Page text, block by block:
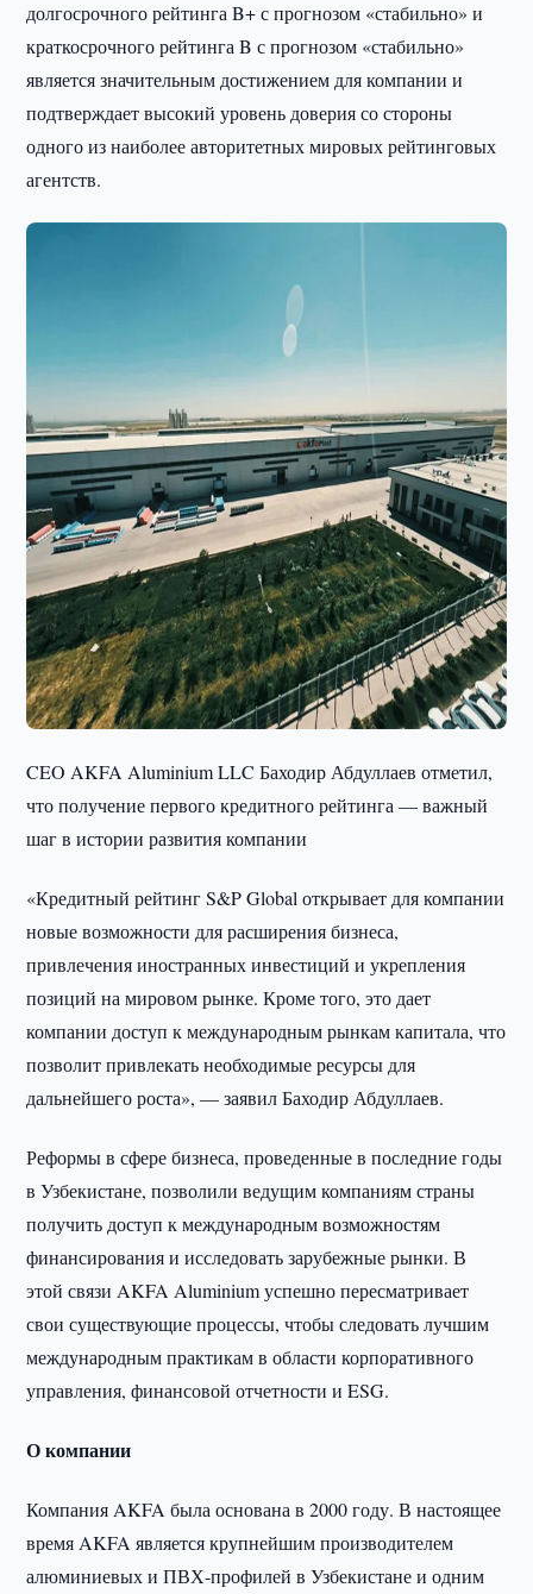
долгосрочного рейтинга B+ с прогнозом «стабильно» и
краткосрочного рейтинга B с прогнозом «стабильно»
является значительным достижением для компании и
подтверждает высокий уровень доверия со стороны
одного из наиболее авторитетных мировых рейтинговых
агентств.
CEO AKFA Aluminium LLC Баходир Абдуллаев отметил,
что получение первого кредитного рейтинга — важный
шаг в истории развития компании
«Кредитный рейтинг S&P Global открывает для компании
новые возможности для расширения бизнеса,
привлечения иностранных инвестиций и укрепления
позиций на мировом рынке. Кроме того, это дает
компании доступ к международным рынкам капитала, что
позволит привлекать необходимые ресурсы для
дальнейшего роста», — заявил Баходир Абдуллаев.
Реформы в сфере бизнеса, проведенные в последние годы
в Узбекистане, позволили ведущим компаниям страны
получить доступ к международным возможностям
финансирования и исследовать зарубежные рынки. В
этой связи AKFA Aluminium успешно пересматривает
свои существующие процессы, чтобы следовать лучшим
международным практикам в области корпоративного
управления, финансовой отчетности и ESG.
О компании
Компания AKFA была основана в 2000 году. В настоящее
время AKFA является крупнейшим производителем
алюминиевых и ПВХ-профилей в Узбекистане и одним